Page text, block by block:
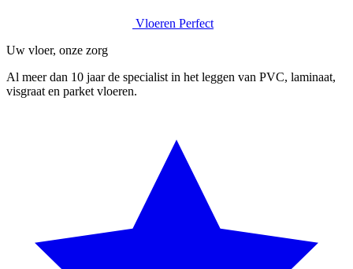
Vloeren Perfect
Uw vloer, onze zorg
Al meer dan 10 jaar de specialist in het leggen van PVC, laminaat,
visgraat en parket vloeren.